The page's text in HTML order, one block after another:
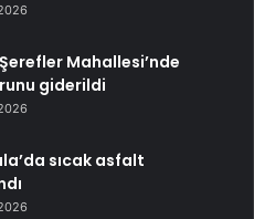
Mahallesi’nde
giderildi
sıcak asfalt